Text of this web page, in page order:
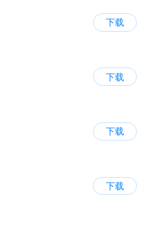
下载
下载
下载
下载